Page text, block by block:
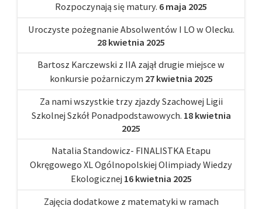
Rozpoczynają się matury. 6 maja 2025
Uroczyste pożegnanie Absolwentów I LO w Olecku.
28 kwietnia 2025
Bartosz Karczewski z IIA zajął drugie miejsce w
konkursie pożarniczym 27 kwietnia 2025
Za nami wszystkie trzy zjazdy Szachowej Ligii
Szkolnej Szkół Ponadpodstawowych. 18 kwietnia
2025
Natalia Standowicz- FINALISTKA Etapu
Okręgowego XL Ogólnopolskiej Olimpiady Wiedzy
Ekologicznej 16 kwietnia 2025
Zajęcia dodatkowe z matematyki w ramach